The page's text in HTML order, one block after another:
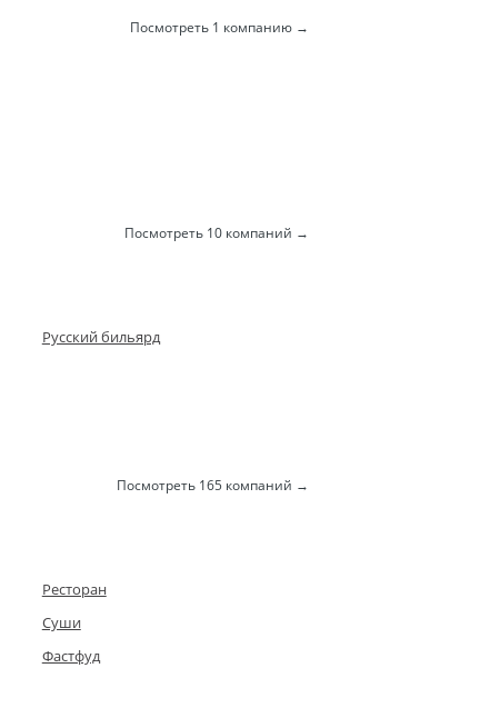
Посмотреть 1 компанию
Посмотреть 10 компаний
Русский бильярд
Посмотреть 165 компаний
Ресторан
Суши
Фастфуд